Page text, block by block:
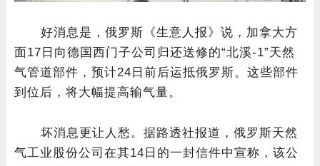
好消息是，俄罗斯《生意人报》说，加拿大方
面17日向德国西门子公司归还送修的“北溪-1”天然
气管道部件，预计24日前后运抵俄罗斯。这些部件
到位后，将大幅提高输气量。
坏消息更让人愁。据路透社报道，俄罗斯天然
气工业股份公司在其14日的一封信件中宣称，该公